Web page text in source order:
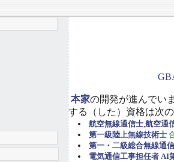
本家の開発が進んでい
する（した）資格は次の
航空無線通信士,航空通
第一級陸上無線技術士
第一・二級総合無線通
電気通信工事担任者 AI